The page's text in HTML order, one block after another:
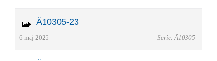
Ä10305-23
6 maj 2026 Serie: Ä10305